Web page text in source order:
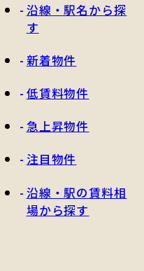
沿線・駅名から探
す
新着物件
低賃料物件
急上昇物件
注目物件
沿線・駅の賃料相
場から探す